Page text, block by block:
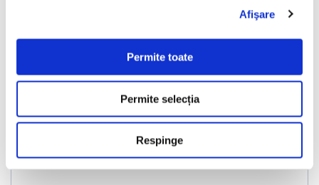
Afişare
Permite toate
Permite selecția
Respinge
LIVRARE LA TINE ACASA
Porsche Cayenne
2017 213500 km Benzina 440 HP
Automata
Bucuresti Odaii